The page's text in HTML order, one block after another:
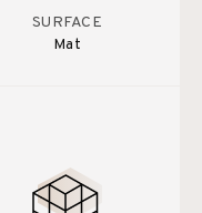
SURFACE
Mat